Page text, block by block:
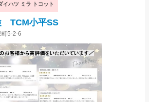
イハツ ミラ トコット
TCM小平SS
町5-2-6